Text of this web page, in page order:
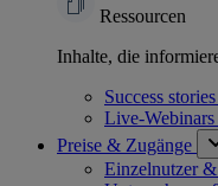
Ressourcen
Inhalte, die
Success stories
Live-
Preise & Zugänge
Einzelnutzer